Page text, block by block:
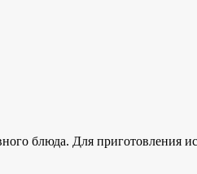
блюда. Для приготовления